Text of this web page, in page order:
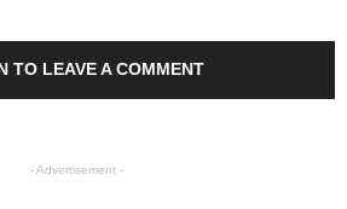
TO LEAVE A COMMENT
- Advertisement -